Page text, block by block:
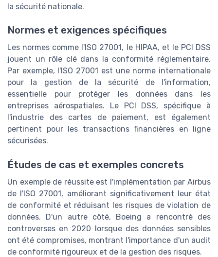
la sécurité nationale.
Normes et exigences spécifiques
Les normes comme l'ISO 27001, le HIPAA, et le PCI DSS
jouent un rôle clé dans la conformité réglementaire.
Par exemple, l'ISO 27001 est une norme internationale
pour la gestion de la sécurité de l'information,
essentielle pour protéger les données dans les
entreprises aérospatiales. Le PCI DSS, spécifique à
l'industrie des cartes de paiement, est également
pertinent pour les transactions financières en ligne
sécurisées.
Études de cas et exemples concrets
Un exemple de réussite est l'implémentation par Airbus
de l'ISO 27001, améliorant significativement leur état
de conformité et réduisant les risques de violation de
données. D'un autre côté, Boeing a rencontré des
controverses en 2020 lorsque des données sensibles
ont été compromises, montrant l'importance d'un audit
de conformité rigoureux et de la gestion des risques.